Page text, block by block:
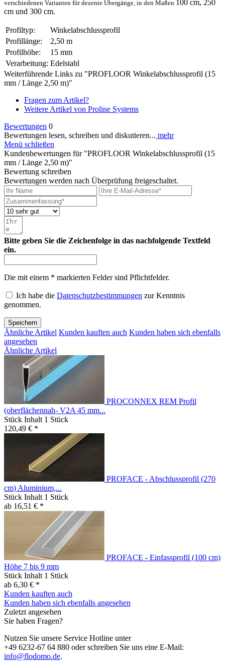
verschiedenen Varianten für dezente Übergänge, in den Maßen 100 cm, 250
cm und 300 cm.
Profiltyp:
Winkelabschlussprofil
Profillänge:
2,50 m
Profilhöhe:
15 mm
Verarbeitung: Edelstahl
Weiterführende Links zu "PROFLOOR Winkelabschlussprofil (15
mm / Länge 2,50 m)"
Fragen zum Artikel?
Weitere Artikel von Proline Systems
Bewertungen 0
Bewertungen lesen, schreiben und diskutieren... mehr
Menü schließen
Kundenbewertungen für "PROFLOOR Winkelabschlussprofil (15
mm / Länge 2,50 m)"
Bewertung schreiben
Bewertungen werden nach Überprüfung freigeschaltet.
Bitte geben Sie die Zeichenfolge in das nachfolgende Textfeld
ein.
Die mit einem * markierten Felder sind Pflichtfelder.
Ich habe die Datenschutzbestimmungen zur Kenntnis
genommen.
Speichern
Ähnliche Artikel Kunden kauften auch Kunden haben sich ebenfalls
angesehen
Ähnliche Artikel
PROCONNEX REM Profil
(oberflächennah- V2A 45 mm...
Stück Inhalt 1 Stück
120,49 € *
PROFACE - Abschlussprofil (270
cm) Aluminium,...
Stück Inhalt 1 Stück
ab 16,51 € *
PROFACE - Einfassprofil (100 cm)
Höhe 7 bis 9 mm
Stück Inhalt 1 Stück
ab 6,30 € *
Kunden kauften auch
Kunden haben sich ebenfalls angesehen
Zuletzt angesehen
Sie haben Fragen?
Nutzen Sie unsere Service Hotline unter
+49 6232-67 64 880 oder schreiben Sie uns eine E-Mail:
info@flodomo.de.